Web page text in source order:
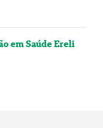
em Saúde Ereli